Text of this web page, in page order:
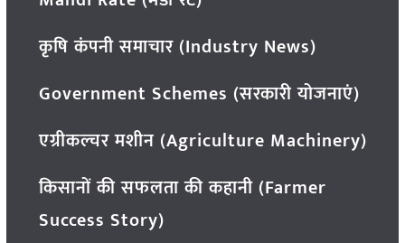
कृषि कंपनी समाचार (Industry News)
Government Schemes (सरकारी योजनाएं)
एग्रीकल्चर मशीन (Agriculture Machinery)
किसानों की सफलता की कहानी (Farmer
Success Story)